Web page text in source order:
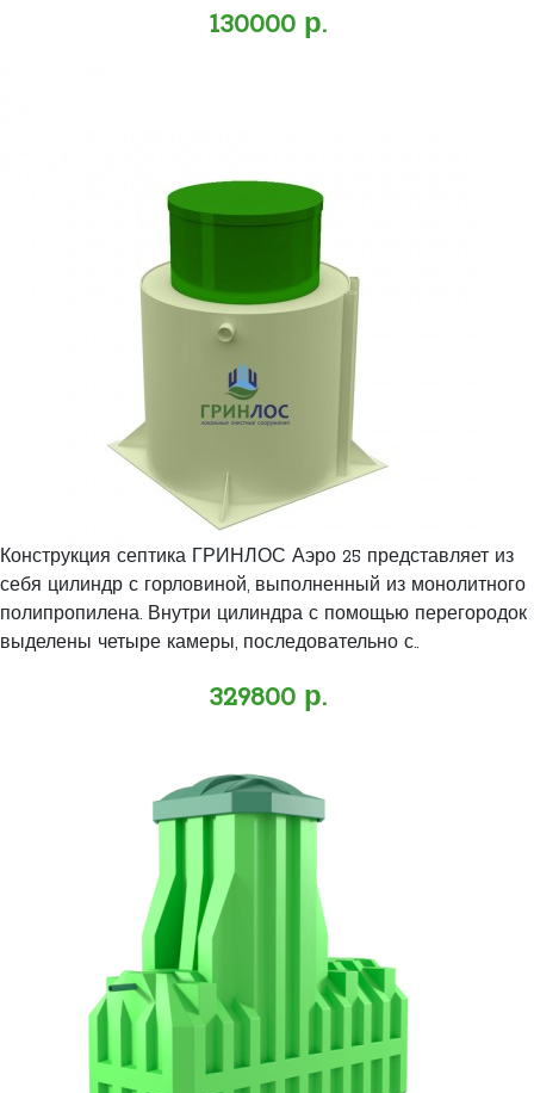
130000 р.
Конструкция септика ГРИНЛОС Аэро 25 представляет из
себя цилиндр с горловиной, выполненный из монолитного
полипропилена. Внутри цилиндра с помощью перегородок
выделены четыре камеры, последовательно с..
329800 р.